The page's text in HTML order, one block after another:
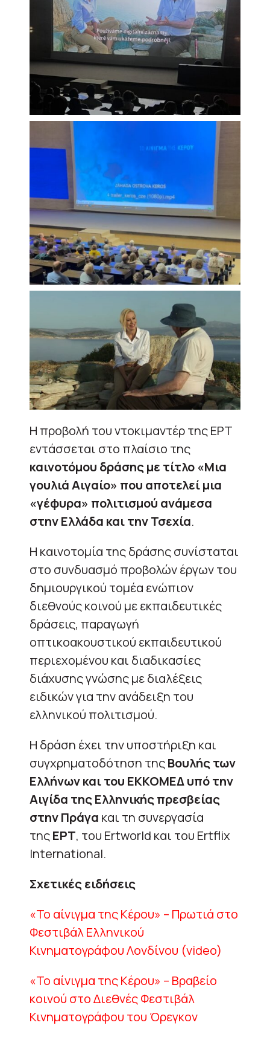
Η προβολή του ντοκιμαντέρ της ΕΡΤ
εντάσσεται στο πλαίσιο της
καινοτόμου δράσης με τίτλο «Μια
γουλιά Αιγαίο» που αποτελεί μια
«γέφυρα» πολιτισμού ανάμεσα
στην Ελλάδα και την Τσεχία.
Η καινοτομία της δράσης συνίσταται
στο συνδυασμό προβολών έργων του
δημιουργικού τομέα ενώπιον
διεθνούς κοινού με εκπαιδευτικές
δράσεις, παραγωγή
οπτικοακουστικού εκπαιδευτικού
περιεχομένου και διαδικασίες
διάχυσης γνώσης με διαλέξεις
ειδικών για την ανάδειξη του
ελληνικού πολιτισμού.
Η δράση έχει την υποστήριξη και
συγχρηματοδότηση τηςΒουλής των
Ελλήνων και του ΕΚΚΟΜΕΔ υπό την
Αιγίδα της Ελληνικής πρεσβείας
στην Πράγα και τη συνεργασία
τηςΕΡΤ, του Ertworld και του Ertflix
International.
Σχετικές ειδήσεις
«Το αίνιγμα της Κέρου» – Πρωτιά στο
Φεστιβάλ Ελληνικού
Κινηματογράφου Λονδίνου (video)
«Το αίνιγμα της Κέρου» – Βραβείο
κοινού στο Διεθνές Φεστιβάλ
Κινηματογράφου του Όρεγκον